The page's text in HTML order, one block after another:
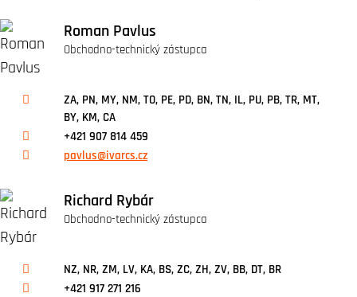
Roman Pavlus
Obchodno-technický zástupca
ZA, PN, MY, NM, TO, PE, PD, BN, TN, IL, PU, PB, TR, MT,
BY, KM, CA
+421 907 814 459
pavlus@ivarcs.cz
Richard Rybár
Obchodno-technický zástupca
NZ, NR, ZM, LV, KA, BS, ZC, ZH, ZV, BB, DT, BR
+421 917 271 216